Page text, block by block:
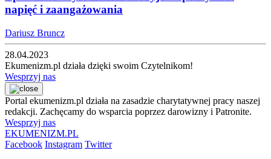
napięć i zaangażowania
Dariusz Bruncz
28.04.2023
Ekumenizm.pl działa dzięki swoim Czytelnikom!
Wesprzyj nas
Portal ekumenizm.pl działa na zasadzie charytatywnej pracy naszej
redakcji. Zachęcamy do wsparcia poprzez darowizny i Patronite.
Wesprzyj nas
EKUMENIZM.PL
Facebook Instagram Twitter